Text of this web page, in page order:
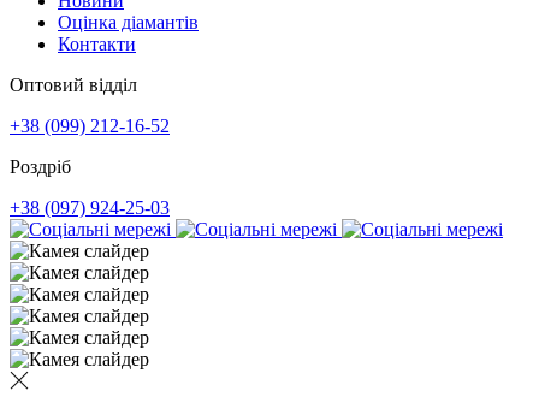
Оцінка діамантів
Контакти
Оптовий відділ
+38 (099) 212-16-52
Роздріб
+38 (097) 924-25-03